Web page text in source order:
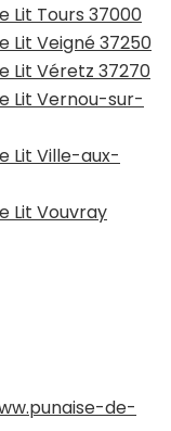
Lit Tours 37000
Lit Veigné 37250
Lit Véretz 37270
Lit Vernou-sur-
Lit Ville-aux-
Lit Vouvray
de-